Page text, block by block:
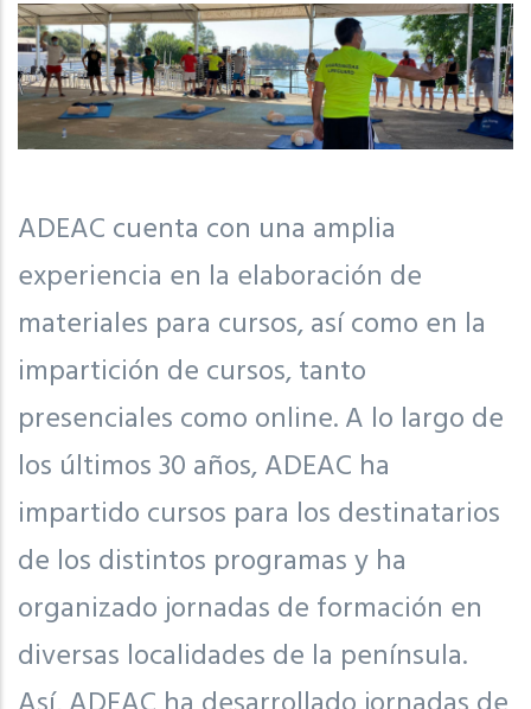
ADEAC cuenta con una amplia
experiencia en la elaboración de
materiales para cursos, así como en la
impartición de cursos, tanto
presenciales como online. A lo largo de
los últimos 30 años, ADEAC ha
impartido cursos para los destinatarios
de los distintos programas y ha
organizado jornadas de formación en
diversas localidades de la península.